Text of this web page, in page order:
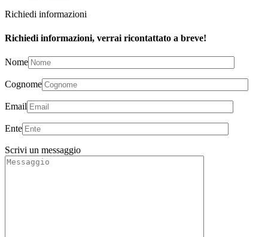
Richiedi informazioni
Richiedi informazioni, verrai ricontattato a breve!
Nome
Cognome
Email
Ente
Scrivi un messaggio